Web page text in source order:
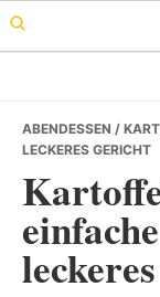
Skip
to
Skip
to
Skip
to
ABENDESSEN /
LECKERES GERICHT